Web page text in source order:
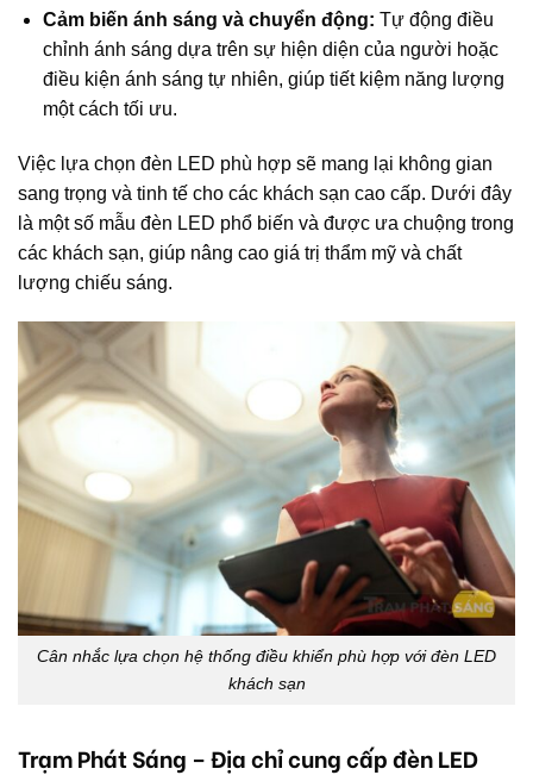
Cảm biến ánh sáng và chuyển động: Tự động điều
chỉnh ánh sáng dựa trên sự hiện diện của người hoặc
điều kiện ánh sáng tự nhiên, giúp tiết kiệm năng lượng
một cách tối ưu.
Việc lựa chọn đèn LED phù hợp sẽ mang lại không gian
sang trọng và tinh tế cho các khách sạn cao cấp. Dưới đây
là một số mẫu đèn LED phổ biến và được ưa chuộng trong
các khách sạn, giúp nâng cao giá trị thẩm mỹ và chất
lượng chiếu sáng.
Cân nhắc lựa chọn hệ thống điều khiển phù hợp với đèn LED
khách sạn
Trạm Phát Sáng – Địa chỉ cung cấp đèn LED